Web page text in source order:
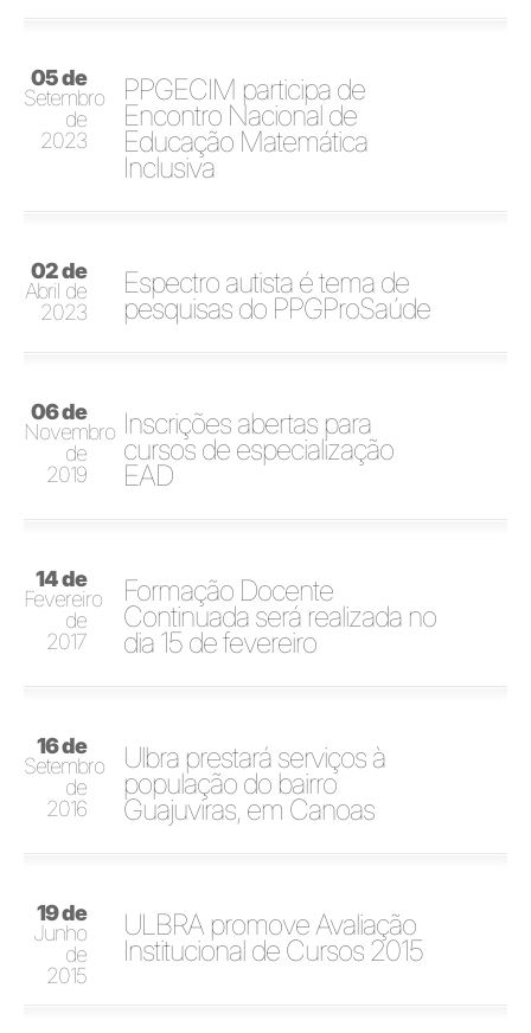
05 de
Setembro
de
2023
PPGECIM participa de
Encontro Nacional de
Educação Matemática
Inclusiva
02 de
Abril de
2023
Espectro autista é tema de
pesquisas do PPGProSaúde
06 de
Novembro
de
2019
Inscrições abertas para
cursos de especialização
EAD
14 de
Fevereiro
de
2017
Formação Docente
Continuada será realizada no
dia 15 de fevereiro
16 de
Setembro
de
2016
Ulbra prestará serviços à
população do bairro
Guajuviras, em Canoas
19 de
Junho
de
2015
ULBRA promove Avaliação
Institucional de Cursos 2015